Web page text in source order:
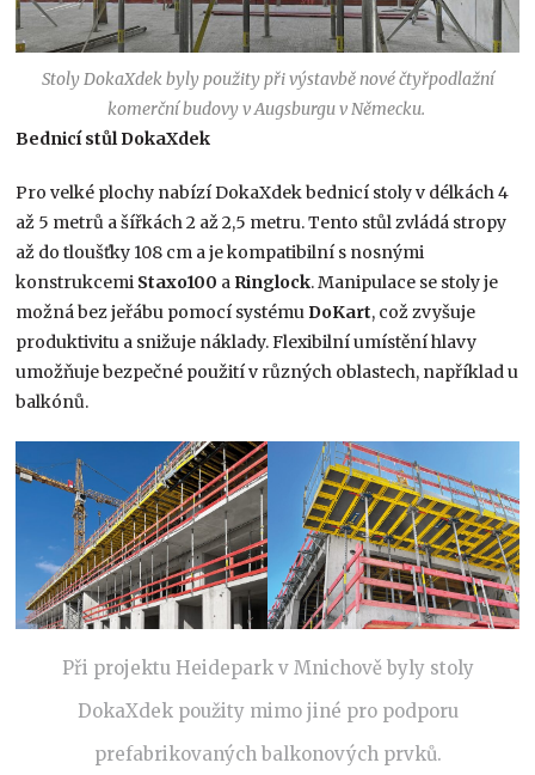
Stoly DokaXdek byly použity při výstavbě nové čtyřpodlažní
komerční budovy v Augsburgu v Německu.
Bednicí stůl DokaXdek
Pro velké plochy nabízí DokaXdek bednicí stoly v délkách 4
až 5 metrů a šířkách 2 až 2,5 metru. Tento stůl zvládá stropy
až do tloušťky 108 cm a je kompatibilní s nosnými
konstrukcemi Staxo100 a Ringlock. Manipulace se stoly je
možná bez jeřábu pomocí systému DoKart, což zvyšuje
produktivitu a snižuje náklady. Flexibilní umístění hlavy
umožňuje bezpečné použití v různých oblastech, například u
balkónů.
Při projektu Heidepark v Mnichově byly stoly
DokaXdek použity mimo jiné pro podporu
prefabrikovaných balkonových prvků.